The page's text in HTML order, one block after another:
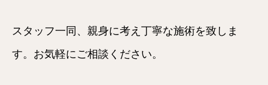
スタッフ一同、親身に考え丁寧な施術を致しま
す。お気軽にご相談ください。